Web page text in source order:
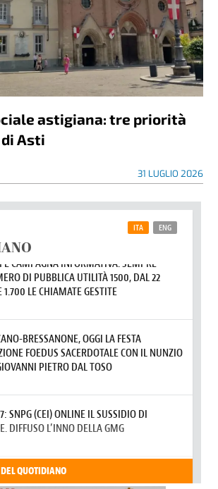
astigiana: tre priorità
Asti
31 LUGLIO 2026